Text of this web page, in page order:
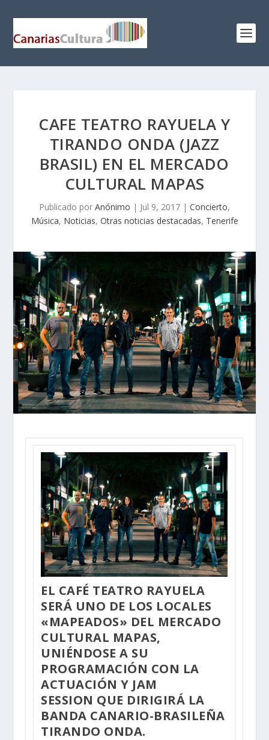
CAFE TEATRO RAYUELA Y
TIRANDO ONDA (JAZZ
BRASIL) EN EL MERCADO
CULTURAL MAPAS
Publicado por Anónimo | Jul 9, 2017 | Concierto,
Música, Noticias, Otras noticias destacadas, Tenerife
EL CAFÉ TEATRO RAYUELA
SERÁ UNO DE LOS LOCALES
«MAPEADOS» DEL MERCADO
CULTURAL MAPAS,
UNIÉNDOSE A SU
PROGRAMACIÓN CON LA
ACTUACIÓN Y JAM
SESSION QUE DIRIGIRÁ LA
BANDA CANARIO-BRASILEÑA
TIRANDO ONDA.